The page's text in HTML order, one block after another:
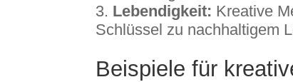
Lebendigkeit: Kreative
Schlüssel zu nachhaltigem
Beispiele für